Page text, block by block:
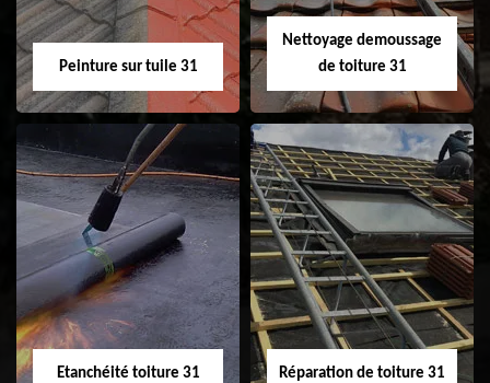
Peinture sur tuile 31
Peinture sur tuile
31
Nettoyage demoussage
de toiture 31
Nettoyage
demoussage de
toiture 31
Etanchéité toiture 31 Réparation de toiture 31